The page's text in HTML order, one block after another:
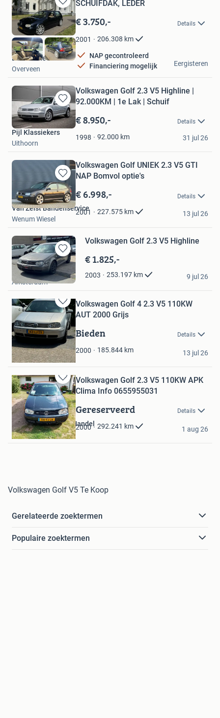
Bewaren
in
Mijn
Favorieten
SCHUIFDAK, LEDER
€ 3.750,- Details
2001 206.308 km
NAP gecontroleerd
Financiering mogelijk
De Automediair
Overveen
Eergisteren
Bewaren
in
Mijn
Favorieten
Volkswagen Golf 2.3 V5 Highline |
92.000KM | 1e Lak | Schuif
€ 8.950,- Details
1998 92.000 km
Pijl Klassiekers
Uithoorn
31 jul 26
Bewaren
in
Mijn
Favorieten
Volkswagen Golf UNIEK 2.3 V5 GTI
NAP Bomvol optie's
€ 6.998,- Details
2001 227.575 km
Van Zeist Bandenservice
Wenum Wiesel
13 jul 26
Bewaren
in
Mijn
Favorieten
Volkswagen Golf 2.3 V5 Highline
€ 1.825,-
2003 253.197 km
AMS autohandel
Amsterdam
9 jul 26
Bewaren
in
Mijn
Favorieten
Volkswagen Golf 4 2.3 V5 110KW
AUT 2000 Grijs
Bieden Details
2000 185.844 km
.............
Wierden
13 jul 26
Bewaren
in
Mijn
Favorieten
Volkswagen Golf 2.3 V5 110KW APK
Clima Info 0655955031
Gereserveerd Details
2000 292.241 km
Block 81 Verhuur & Handel
Goor
1 aug 26
Volkswagen Golf V5 Te Koop
Gerelateerde zoektermen
Populaire zoektermen